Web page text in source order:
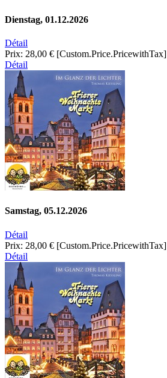
Dienstag, 01.12.2026
Détail
Prix: 28,00 € [Custom.Price.PricewithTax]
Détail
Samstag, 05.12.2026
Détail
Prix: 28,00 € [Custom.Price.PricewithTax]
Détail